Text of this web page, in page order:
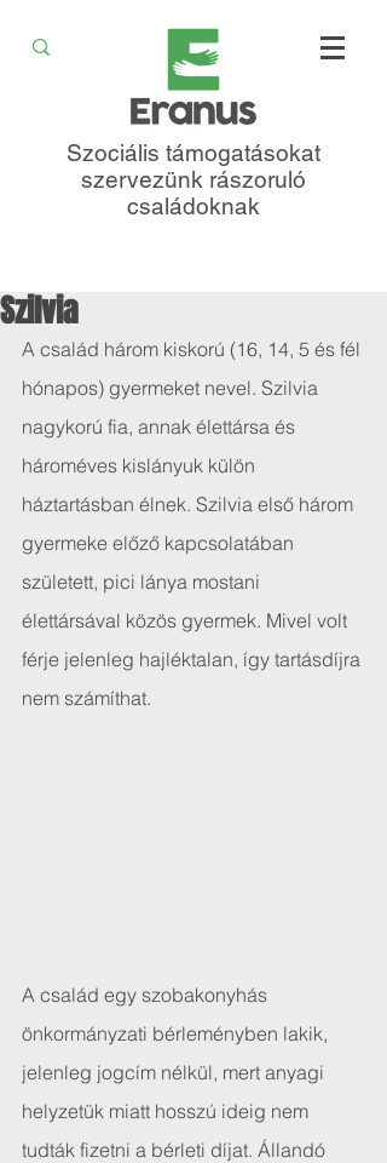
Szociális támogatásokat
szervezünk rászoruló
családoknak
Szilvia
A család három kiskorú (16, 14, 5 és fél
hónapos) gyermeket nevel. Szilvia
nagykorú fia, annak élettársa és
hároméves kislányuk külön
háztartásban élnek. Szilvia első három
gyermeke előző kapcsolatában
született, pici lánya mostani
élettársával közös gyermek. Mivel volt
férje jelenleg hajléktalan, így tartásdíjra
nem számíthat.
A család egy szobakonyhás
önkormányzati bérleményben lakik,
jelenleg jogcím nélkül, mert anyagi
helyzetük miatt hosszú ideig nem
tudták fizetni a bérleti díjat. Állandó